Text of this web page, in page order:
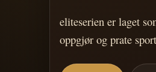
eliteserien er laget
oppgjør og prate